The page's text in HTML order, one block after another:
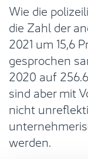
Wie die
die Zahl der
2021 um 15,6
gesprochen
2020 auf
sind aber mit
nicht
werden.